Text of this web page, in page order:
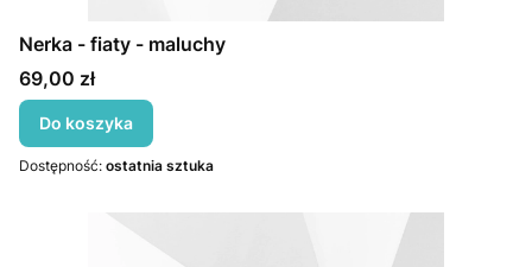
Nerka - fiaty - maluchy
Cena
69,00 zł
Do koszyka
Dostępność: ostatnia sztuka